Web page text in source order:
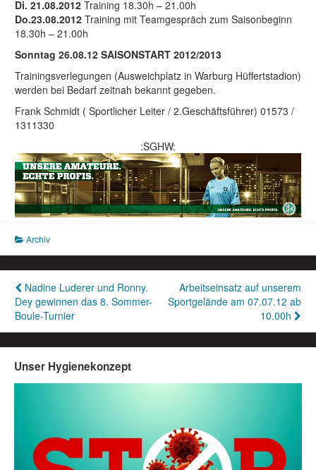
Di. 21.08.2012 Training 18.30h – 21.00h
Do.23.08.2012 Training mit Teamgespräch zum Saisonbeginn
18.30h – 21.00h
Sonntag 26.08.12 SAISONSTART 2012/2013
Trainingsverlegungen (Ausweichplatz in Warburg Hüffertstadion)
werden bei Bedarf zeitnah bekannt gegeben.
Frank Schmidt ( Sportlicher Leiter / 2.Geschäftsführer) 01573 /
1311330
:SGHW:
Archiv
Beitragsnavigation
Nadine Luderer und Ronny.
Dey gewinnen das 8. Sommer-
Boule-Turnier
Arbeitseinsatz auf unserem
Sportgelände am 07.07.12 ab
10.00h
Unser Hygienekonzept